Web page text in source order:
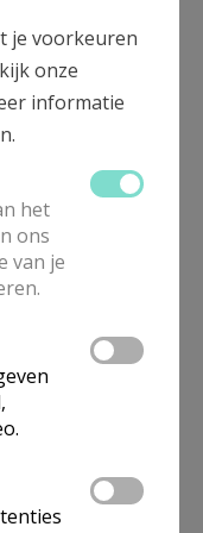
je voorkeuren
onze
informatie
het
ons
van je